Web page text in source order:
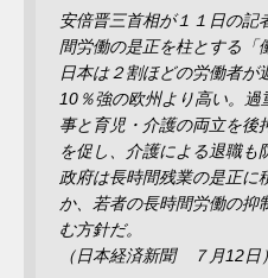
安倍晋三首相が１１日の記
間労働の是正を柱とする「
日本は２割ほどの労働者が
10％強の欧州より高い。
事と育児・介護の両立を後
を促し、介護による退職も
政府は長時間残業の是正に
か、若者の長時間労働の抑
む方針だ。
（日本経済新聞 ７月12日）